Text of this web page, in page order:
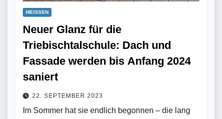
MEISSEN
Neuer Glanz für die
Triebischtalschule: Dach und
Fassade werden bis Anfang 2024
saniert
22. SEPTEMBER 2023
Im Sommer hat sie endlich begonnen – die lang